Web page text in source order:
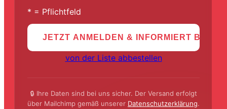
* = Pflichtfeld
von der Liste abbestellen
🔒 Ihre Daten sind bei uns sicher. Der Versand erfolgt
über Mailchimp gemäß unserer Datenschutzerklärung.